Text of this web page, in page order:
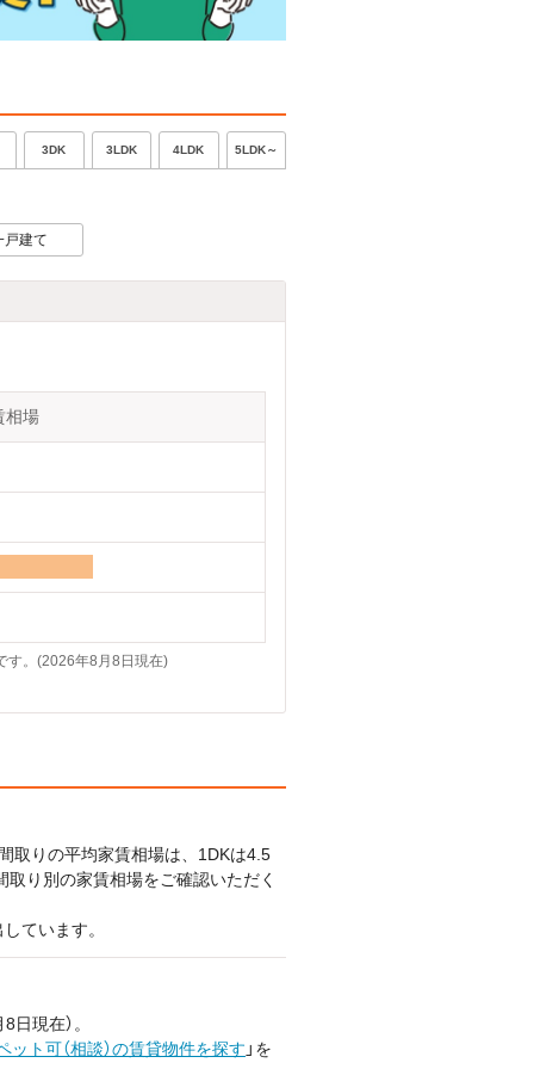
3DK 3LDK 4LDK 5LDK～
戸建て
相場
す。(2026年8月8日現在)
取りの平均家賃相場は、1DKは4.5
取り別の家賃相場をご確認いただく
ています。
現在）。
ト可（相談）の賃貸物件を探す 」を